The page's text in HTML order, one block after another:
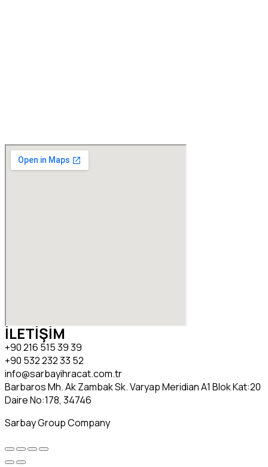
İLETİŞİM
+90 216 515 39 39
+90 532 232 33 52
info@sarbayihracat.com.tr
Barbaros Mh. Ak Zambak Sk. Varyap Meridian A1 Blok Kat:20
Daire No:178, 34746
Sarbay Group Company